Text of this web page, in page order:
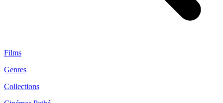
Films
Genres
Collections